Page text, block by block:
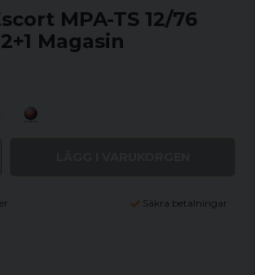
MPA-TS 12/76
Magasin
Säkra betalningar